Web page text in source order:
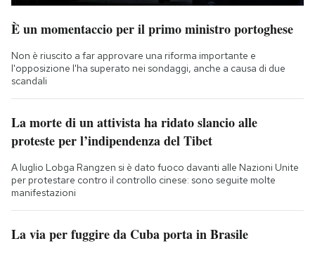
È un momentaccio per il primo ministro portoghese
Non è riuscito a far approvare una riforma importante e
l'opposizione l'ha superato nei sondaggi, anche a causa di due
scandali
La morte di un attivista ha ridato slancio alle
proteste per l’indipendenza del Tibet
A luglio Lobga Rangzen si è dato fuoco davanti alle Nazioni Unite
per protestare contro il controllo cinese: sono seguite molte
manifestazioni
La via per fuggire da Cuba porta in Brasile